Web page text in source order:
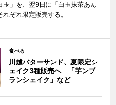
玉」を、翌9日に「白玉抹茶あん
ぞれ限定販売する。
食べる
川越バターサンド、夏限定シ
ェイク3種販売へ 「芋ンブ
ランシェイク」など